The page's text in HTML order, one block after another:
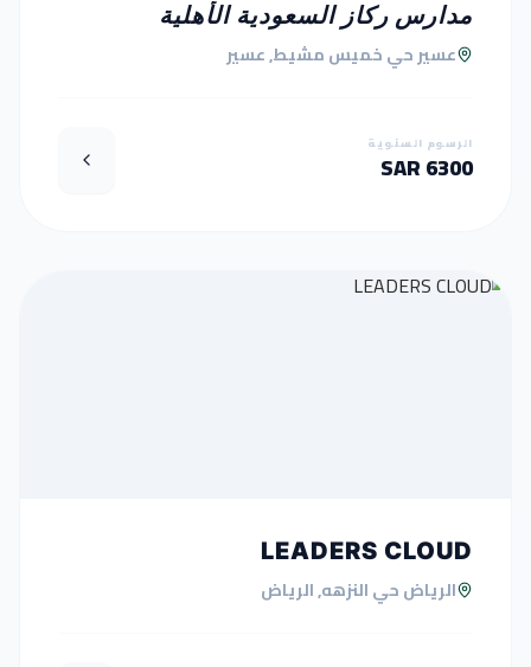
مدارس ركاز السعودية الأهلية
عسير حي خميس مشيط, عسير
الرسوم السنوية
6300 SAR
LEADERS CLOUD
الرياض حي النزهه, الرياض